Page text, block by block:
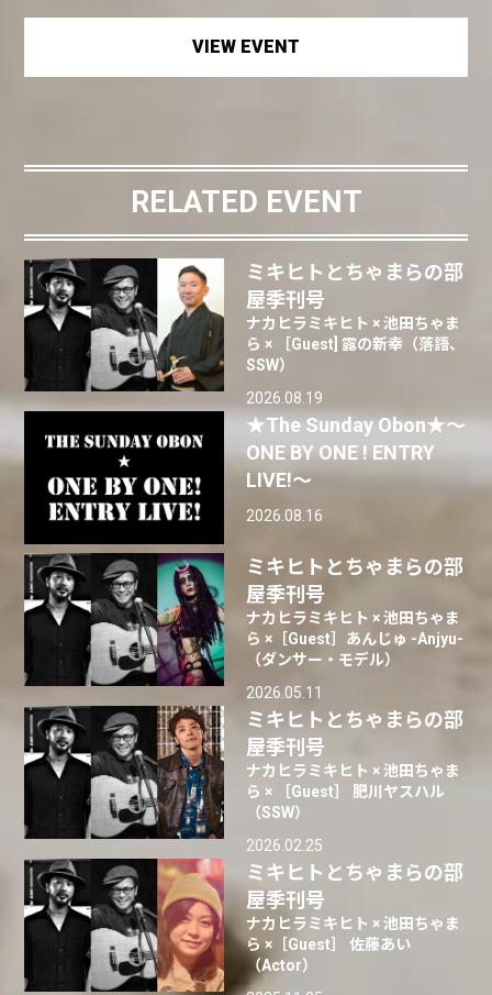
VIEW EVENT
RELATED EVENT
ミキヒトとちゃまらの部
屋季刊号
ナカヒラミキヒト × 池田ちゃま
ら × ［Guest] 露の新幸（落語、
SSW）
2026.08.19
★The Sunday Obon★〜
ONE BY ONE ! ENTRY
LIVE!〜
2026.08.16
ミキヒトとちゃまらの部
屋季刊号
ナカヒラミキヒト × 池田ちゃま
ら ×［Guest］あんじゅ -Anjyu-
（ダンサー・モデル）
2026.05.11
ミキヒトとちゃまらの部
屋季刊号
ナカヒラミキヒト × 池田ちゃま
ら × ［Guest］ 肥川ヤスハル
（SSW）
2026.02.25
ミキヒトとちゃまらの部
屋季刊号
ナカヒラミキヒト × 池田ちゃま
ら ×［Guest］ 佐藤あい
（Actor）